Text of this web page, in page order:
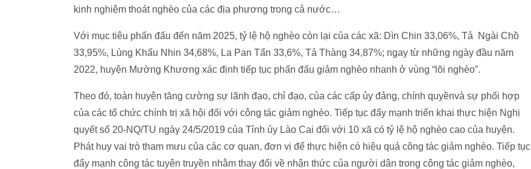
kinh nghiệm thoát nghèo của các địa phương trong cả nước…
Với mục tiêu phấn đấu đến năm 2025, tỷ lệ hộ nghèo còn lại của các xã: Dìn Chin 33,06%, Tả Ngài Chồ
33,95%, Lùng Khấu Nhin 34,68%, La Pan Tẩn 33,6%, Tả Thàng 34,87%; ngay từ những ngày đầu năm
2022, huyện Mường Khương xác định tiếp tục phấn đấu giảm nghèo nhanh ở vùng “lõi nghèo”.
Theo đó, toàn huyện tăng cường sự lãnh đạo, chỉ đạo, của các cấp ủy đảng, chính quyềnvà sự phối hợp
của các tổ chức chính trị xã hội đối với công tác giảm nghèo. Tiếp tục đẩy mạnh triển khai thực hiện Nghị
quyết số 20-NQ/TU ngày 24/5/2019 của Tỉnh ủy Lào Cai đối với 10 xã có tỷ lệ hộ nghèo cao của huyện.
Phát huy vai trò tham mưu của các cơ quan, đơn vị để thực hiện có hiệu quả công tác giảm nghèo. Tiếp tục
đẩy mạnh công tác tuyên truyền nhằm thay đổi về nhận thức của người dân trong công tác giảm nghèo,